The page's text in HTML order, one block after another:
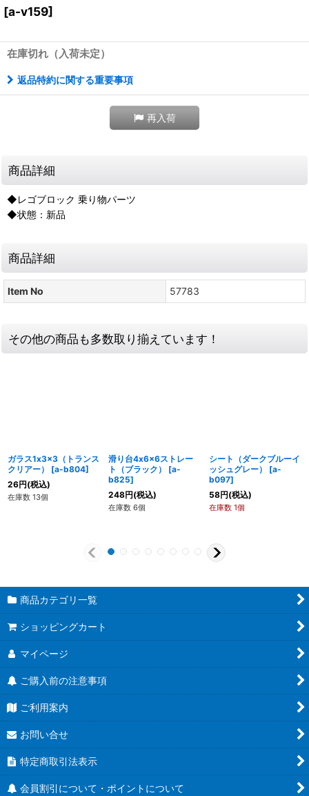
[a-v159]
在庫切れ（入荷未定）
返品特約に関する重要事項
再入荷
商品詳細
◆レゴブロック 乗り物パーツ
◆状態：新品
商品詳細
Item No 57783
その他の商品も多数取り揃えています！
ガラス1x3x3（トランス
クリアー）
[a-b804]
26円(税込)
在庫数 13個
滑り台4x6x6ストレー
ト（ブラック）
[a-
b825]
248円(税込)
在庫数 6個
シート（ダークブルーイ
ッシュグレー）
[a-
b097]
58円(税込)
在庫数 1個
商品カテゴリ一覧
ショッピングカート
マイページ
ご購入前の注意事項
ご利用案内
お問い合せ
特定商取引法表示
会員割引について・ポイントについて